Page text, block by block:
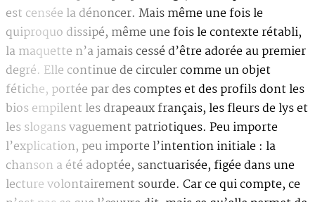
est censée la dénoncer. Mais même une fois le
quiproquo dissipé, même une fois le contexte rétabli,
la maquette n’a jamais cessé d’être adorée au premier
degré. Elle continue de circuler comme un objet
fétiche, portée par des comptes et des profils dont les
bios empilent les drapeaux français, les fleurs de lys et
les slogans vaguement patriotiques. Peu importe
l’explication, peu importe l’intention initiale : la
chanson a été adoptée, sanctuarisée, figée dans une
lecture volontairement sourde. Car ce qui compte, ce